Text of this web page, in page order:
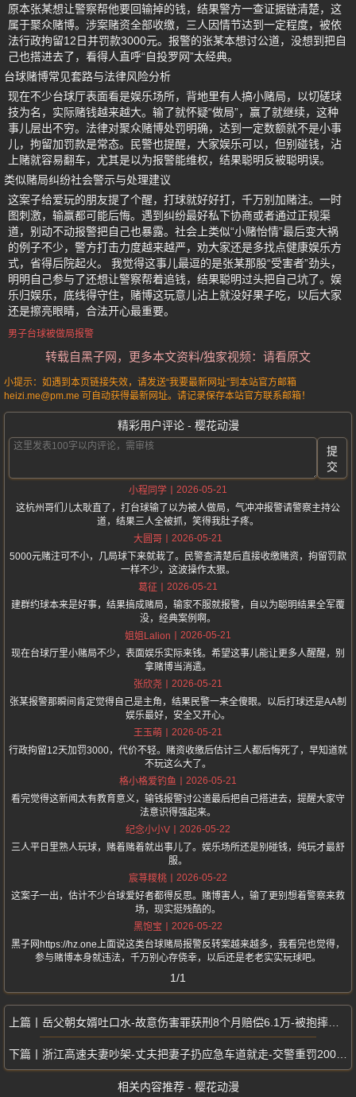
原本张某想让警察帮他要回输掉的钱，结果警方一查证据链清楚，这
属于聚众赌博。涉案赌资全部收缴，三人因情节达到一定程度，被依
法行政拘留12日并罚款3000元。报警的张某本想讨公道，没想到把自
己也搭进去了，看得人直呼“自投罗网”太经典。
台球赌博常见套路与法律风险分析
现在不少台球厅表面看是娱乐场所，背地里有人搞小赌局，以切磋球
技为名，实际赌钱越来越大。输了就怀疑“做局”，赢了就继续，这种
事儿层出不穷。法律对聚众赌博处罚明确，达到一定数额就不是小事
儿，拘留加罚款是常态。民警也提醒，大家娱乐可以，但别碰钱，沾
上赌就容易翻车，尤其是以为报警能维权，结果聪明反被聪明误。
类似赌局纠纷社会警示与处理建议
这案子给爱玩的朋友提了个醒，打球就好好打，千万别加赌注。一时
图刺激，输赢都可能后悔。遇到纠纷最好私下协商或者通过正规渠
道，别动不动报警把自己也暴露。社会上类似“小赌怡情”最后变大祸
的例子不少，警方打击力度越来越严，劝大家还是多找点健康娱乐方
式，省得后院起火。 我觉得这事儿最逗的是张某那股“受害者”劲头，
明明自己参与了还想让警察帮着追钱，结果聪明过头把自己坑了。娱
乐归娱乐，底线得守住，赌博这玩意儿沾上就没好果子吃，以后大家
还是擦亮眼睛，合法开心最重要。
男子台球被做局报警
转载自黑子网，更多本文资料/独家视频：请看原文
小提示：如遇到本页链接失效，请发送“我要最新网址”到本站官方邮箱
heizi.me@pm.me 可自动获得最新网址。请记录保存本站官方联系邮箱！
精彩用户评论 - 樱花动漫
提
交
小程同学
2026-05-21
这杭州哥们儿太耿直了，打台球输了以为被人做局，气冲冲报警请警察主持公
道，结果三人全被抓，笑得我肚子疼。
大圆哥
2026-05-21
5000元赌注可不小，几局球下来就栽了。民警查清楚后直接收缴赌资，拘留罚款
一样不少，这波操作太狠。
葛征
2026-05-21
建群约球本来是好事，结果搞成赌局，输家不服就报警，自以为聪明结果全军覆
没，经典案例啊。
姐姐Lalion
2026-05-21
现在台球厅里小赌局不少，表面娱乐实际来钱。希望这事儿能让更多人醒醒，别
拿赌博当消遣。
张欣尧
2026-05-21
张某报警那瞬间肯定觉得自己是主角，结果民警一来全傻眼。以后打球还是AA制
娱乐最好，安全又开心。
王玉萌
2026-05-21
行政拘留12天加罚3000，代价不轻。赌资收缴后估计三人都后悔死了，早知道就
不玩这么大了。
格小格爱钓鱼
2026-05-21
看完觉得这新闻太有教育意义，输钱报警讨公道最后把自己搭进去，提醒大家守
法意识得强起来。
纪念小小V
2026-05-22
三人平日里熟人玩球，赌着赌着就出事儿了。娱乐场所还是别碰钱，纯玩才最舒
服。
宸荨糭桃
2026-05-22
这案子一出，估计不少台球爱好者都得反思。赌博害人，输了更别想着警察来救
场，现实挺残酷的。
黑饱宝
2026-05-22
黑子网https://hz.one上面说这类台球赌局报警反转案越来越多，我看完也觉得，
参与赌博本身就违法，千万别心存侥幸，以后还是老老实实玩球吧。
1/1
岳父朝女婿吐口水-故意伤害罪获刑8个月赔偿6.1万-被抱摔断9根肋骨
浙江高速夫妻吵架-丈夫把妻子扔应急车道就走-交警重罚200元记9分
相关内容推荐 - 樱花动漫